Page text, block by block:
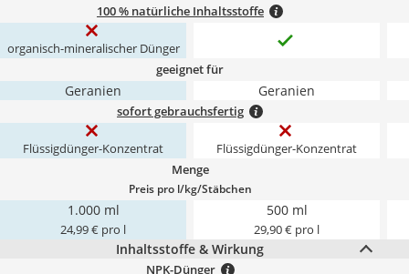
100 % natürliche Inhaltsstoffe
organisch-mineralischer Dünger
geeignet für
Geranien Geranien
sofort gebrauchsfertig
Flüssigdünger-Konzentrat Flüssigdünger-Konzentrat
Menge
Preis pro l/kg/Stäbchen
1.000 ml
24,99 € pro l
500 ml
29,90 € pro l
Inhaltsstoffe & Wirkung
NPK-Dünger